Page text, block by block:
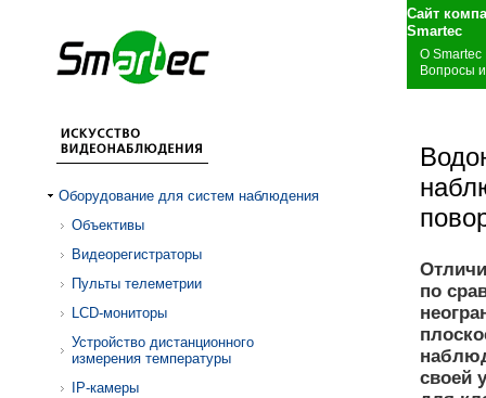
Сайт
О Smartec
Вопросы
Оборудование для систем наблюдения
Объективы
Видеорегистраторы
Пульты телеметрии
LCD-мониторы
Устройство дистанционного
измерения температуры
IP-камеры
по
своей